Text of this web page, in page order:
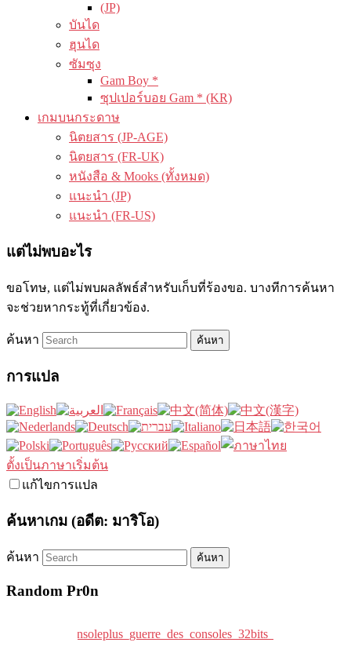
(JP)
บันได
ฮุนได
ซัมซุง
Gam Boy *
ซุปเปอร์บอย Gam * (KR)
เกมบนกระดาษ
นิตยสาร (JP-AGE)
นิตยสาร (FR-UK)
หนังสือ & Mooks (ทั้งหมด)
แนะนำ (JP)
แนะนำ (FR-US)
แต่ไม่พบอะไร
ขอโทษ, แต่ไม่พบผลลัพธ์สำหรับเก็บที่ร้องขอ. บางทีการค้นหา
จะช่วยหากระทู้ที่เกี่ยวข้อง.
ค้นหา
การแปล
ตั้งเป็นภาษาเริ่มต้น
แก้ไขการแปล
ค้นหาเกม (อดีต: มาริโอ)
ค้นหา
Random Pr0n